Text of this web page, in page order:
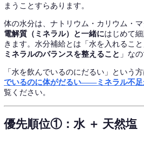
まうことすらあります。
体の水分は、ナトリウム・カリウム・
電解質（ミネラル）と一緒にはじめて
きます。水分補給とは「水を入れること
ミネラルのバランスを整えること 」なの
「水を飲んでいるのにだるい」という
でいるのに体がだるい——ミネラル不足
覧ください。
優先順位①：水 ＋ 天然塩